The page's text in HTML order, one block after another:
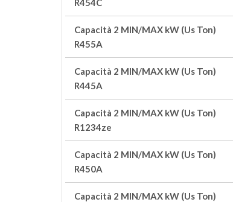
R454C
Capacità 2 MIN/MAX kW (Us Ton)
R455A
Capacità 2 MIN/MAX kW (Us Ton)
R445A
Capacità 2 MIN/MAX kW (Us Ton)
R1234ze
Capacità 2 MIN/MAX kW (Us Ton)
R450A
Capacità 2 MIN/MAX kW (Us Ton)